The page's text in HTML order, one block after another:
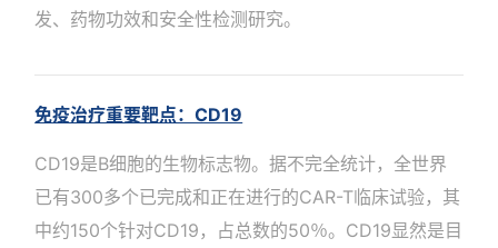
发、药物功效和安全性检测研究。
免疫治疗重要靶点：CD19
CD19是B细胞的生物标志物。据不完全统计，全世界
已有300多个已完成和正在进行的CAR-T临床试验，其
中约150个针对CD19，占总数的50％。CD19显然是目